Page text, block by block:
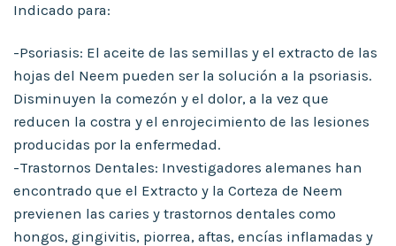
Indicado para:
-Psoriasis: El aceite de las semillas y el extracto de las
hojas del Neem pueden ser la solución a la psoriasis.
Disminuyen la comezón y el dolor, a la vez que
reducen la costra y el enrojecimiento de las lesiones
producidas por la enfermedad.
-Trastornos Dentales: Investigadores alemanes han
encontrado que el Extracto y la Corteza de Neem
previenen las caries y trastornos dentales como
hongos, gingivitis, piorrea, aftas, encías inflamadas y